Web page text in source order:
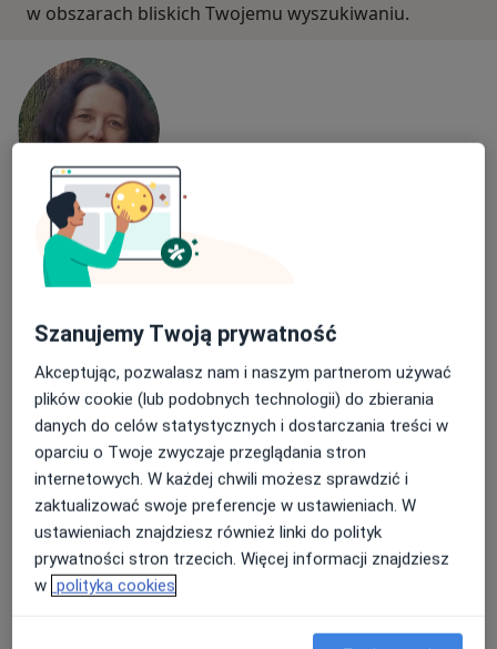
w obszarach bliskich Twojemu wyszukiwaniu.
Bezpieczne płatności
dr n. med. Marta Durka - Kęsy
Więcej
103 opinie
Popularny specjalista: pacjenci chętnie płacą
online
Adres 1
Adres 2
Mokra 31a, Warszawa Mapa
EMG-MED Warszawa - Targówek
Konsultacja chirurgiczna
Szanujemy Twoją prywatność
Akceptując, pozwalasz nam i naszym partnerom używać
plików cookie (lub podobnych technologii) do zbierania
danych do celów statystycznych i dostarczania treści w
oparciu o Twoje zwyczaje przeglądania stron
internetowych. W każdej chwili możesz sprawdzić i
zaktualizować swoje preferencje w ustawieniach. W
ustawieniach znajdziesz również linki do polityk
prywatności stron trzecich. Więcej informacji znajdziesz
w polityka cookies